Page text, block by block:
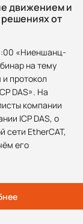
движением и
от
«Ниеншанц-
на тему
протокол
DAS». На
компании
ICP DAS, о
сети EtherCAT,
его